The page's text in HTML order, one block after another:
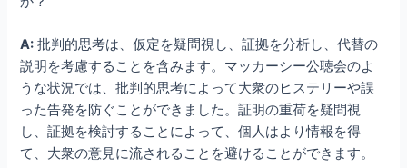
A: 批判的思考は、仮定を疑問視し、証拠を分析し、代替の
説明を考慮することを含みます。マッカーシー公聴会のよ
うな状況では、批判的思考によって大衆のヒステリーや誤
った告発を防ぐことができました。証明の重荷を疑問視
し、証拠を検討することによって、個人はより情報を得
て、大衆の意見に流されることを避けることができます。